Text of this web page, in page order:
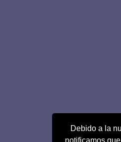
Debido a la
notificamos